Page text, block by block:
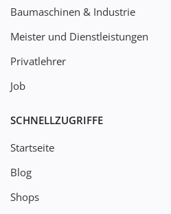
Baumaschinen & Industrie
Meister und Dienstleistungen
Privatlehrer
Job
SCHNELLZUGRIFFE
Startseite
Blog
Shops